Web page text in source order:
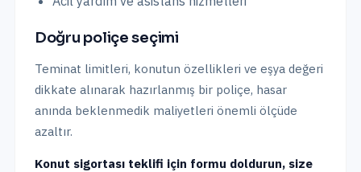
Doğru poliçe seçimi
Teminat limitleri, konutun özellikleri ve eşya değeri
dikkate alınarak hazırlanmış bir poliçe, hasar
anında beklenmedik maliyetleri önemli ölçüde
azaltır.
Konut sigortası teklifi için formu doldurun, size